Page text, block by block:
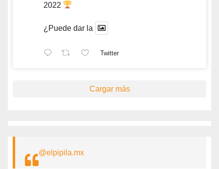
2022
¿Puede dar la
Twitter
Cargar más
@elpipila.mx